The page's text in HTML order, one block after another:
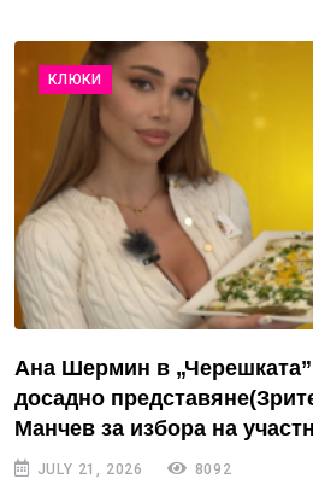
КЛЮКИ
Ана Шермин в
досадно
Манчев за избора на
JULY 21, 2026 8092